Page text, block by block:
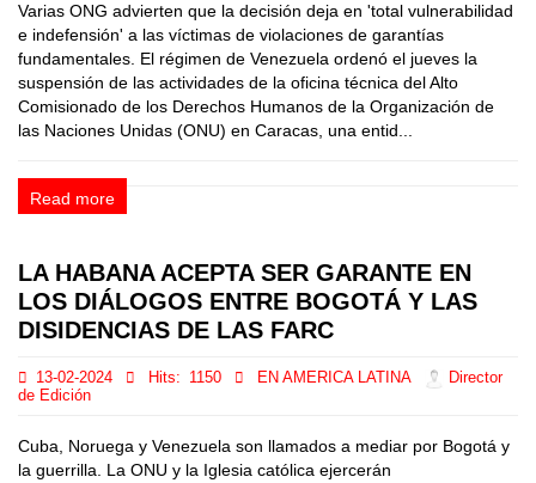
Varias ONG advierten que la decisión deja en 'total vulnerabilidad
e indefensión' a las víctimas de violaciones de garantías
fundamentales. El régimen de Venezuela ordenó el jueves la
suspensión de las actividades de la oficina técnica del Alto
Comisionado de los Derechos Humanos de la Organización de
las Naciones Unidas (ONU) en Caracas, una entid...
Read more
LA HABANA ACEPTA SER GARANTE EN
LOS DIÁLOGOS ENTRE BOGOTÁ Y LAS
DISIDENCIAS DE LAS FARC
13-02-2024 Hits: 1150 EN AMERICA LATINA
Director
de Edición
Cuba, Noruega y Venezuela son llamados a mediar por Bogotá y
la guerrilla. La ONU y la Iglesia católica ejercerán